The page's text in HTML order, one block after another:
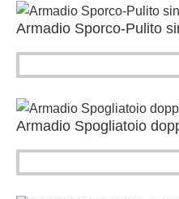
Armadio Sporco-Pulito
Armadio Spogliatoio